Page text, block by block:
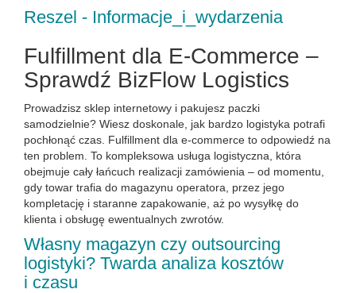
Reszel - Informacje_i_wydarzenia
Fulfillment dla E-Commerce –
Sprawdź BizFlow Logistics
Prowadzisz sklep internetowy i pakujesz paczki
samodzielnie? Wiesz doskonale, jak bardzo logistyka potrafi
pochłonąć czas. Fulfillment dla e-commerce to odpowiedź na
ten problem. To kompleksowa usługa logistyczna, która
obejmuje cały łańcuch realizacji zamówienia – od momentu,
gdy towar trafia do magazynu operatora, przez jego
kompletację i staranne zapakowanie, aż po wysyłkę do
klienta i obsługę ewentualnych zwrotów.
Własny magazyn czy outsourcing
logistyki? Twarda analiza kosztów
i czasu